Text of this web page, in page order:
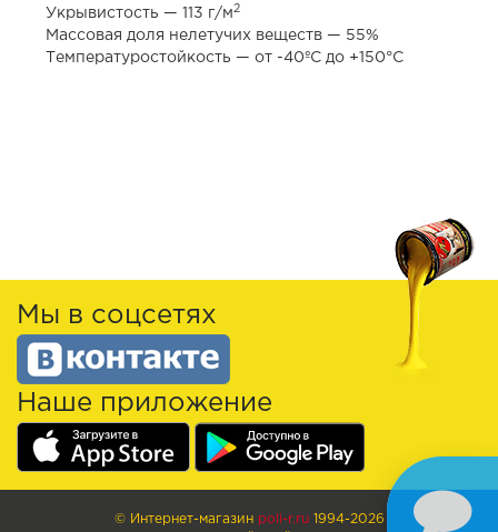
Укрывистость — 113 г/м 2
Массовая доля нелетучих веществ — 55%
Температуростойкость — от -40ºС до +150°С
Мы в соцсетях
Наше приложение
© Интернет-магазин poli-r.ru1994-2026